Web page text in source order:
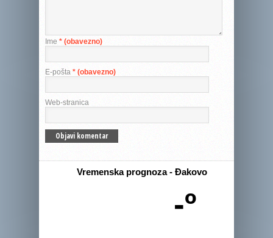
Ime * (obavezno)
E-pošta * (obavezno)
Web-stranica
Vremenska prognoza - Đakovo
-º